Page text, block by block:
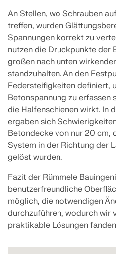
Documentação da API
Índice
Primeiros passos
Aplicações
Objetos de modelo
Assinaturas e preços
Exemplos
AEF para ligações
Projete e analise conexões
CBFEM, de acordo com EN
totalmente integrado no
An Stellen, wo Schrauben
treffen, wurden
Spannungen korrekt zu
nutzen die Druckpunkte der
großen nach unten
standzuhalten. An den
Federsteifigkeiten definiert,
Betonspannung zu erfassen
die Halfenschienen wirkt. In
ergaben sich
Betondecke von nur 20 cm,
System in der Richtung der
gelöst wurden.
Fazit der Rümmele
benutzerfreundliche
möglich, die notwendigen
durchzuführen, wodurch wir
praktikable Lösungen